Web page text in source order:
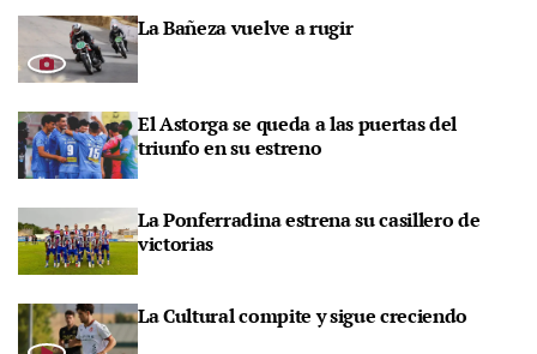
La Bañeza vuelve a rugir
El Astorga se queda a las puertas del
triunfo en su estreno
La Ponferradina estrena su casillero de
victorias
La Cultural compite y sigue creciendo